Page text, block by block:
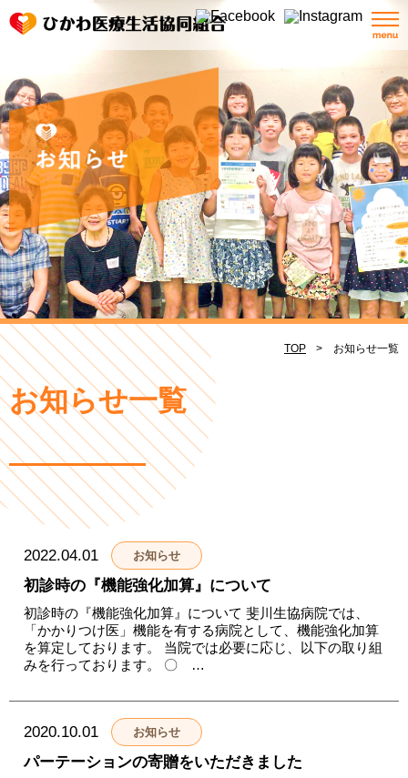
TOP お知らせ一覧
お知らせ一覧
2022.04.01 お知らせ
初診時の『機能強化加算』について
初診時の『機能強化加算』について 斐川生協病院では、
「かかりつけ医」機能を有する病院として、機能強化加算
を算定しております。 当院では必要に応じ、以下の取り組
みを行っております。 〇 …
2020.10.01 お知らせ
パーテーションの寄贈をいただきました